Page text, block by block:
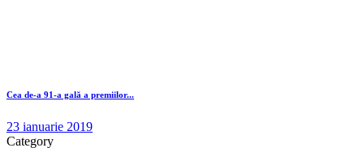
Cea de-a 91-a gală a premiilor...
23 ianuarie 2019
Category